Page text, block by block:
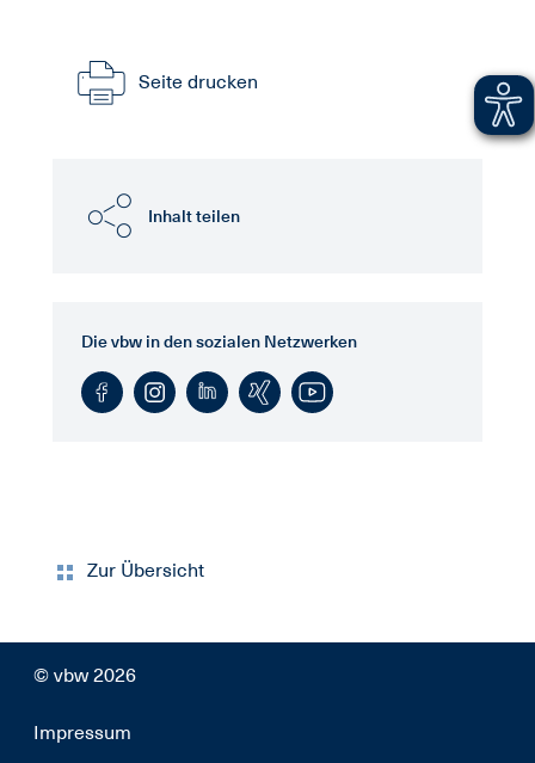
Seite drucken
Inhalt teilen
Die vbw in den sozialen Netzwerken
Zur Übersicht
© vbw 2026
Impressum